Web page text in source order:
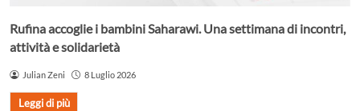
Rufina accoglie i bambini Saharawi. Una settimana di incontri,
attività e solidarietà
Julian Zeni 8 Luglio 2026
Leggi di più